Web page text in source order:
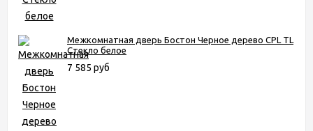
Межкомнатная дверь Бостон Черное дерево CPL TL
Стекло белое
7 585 руб